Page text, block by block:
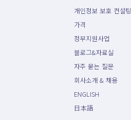
개인정보 보호 컨설팅
가격
정부지원사업
블로그&자료실
자주 묻는 질문
회사소개 & 채용
ENGLISH
日本語